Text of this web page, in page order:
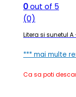
0out of 5
(0)
Litera si sunetul
*** mai multe
Ca sa poti